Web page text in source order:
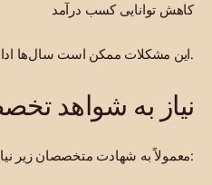
کاهش توانایی کسب درآمد
این مشکلات ممکن است سال‌ها ادامه داشته باشند یا دائمی شوند.
نیاز به شواهد
پرونده‌های موفق TBI معمولاً به شهادت متخصصان زیر نیاز دارند: